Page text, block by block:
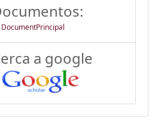
DocumentPrincipal
a google